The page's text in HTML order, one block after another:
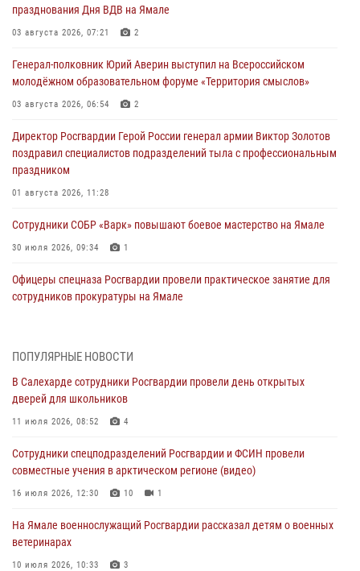
празднования Дня ВДВ на Ямале
03 августа 2026, 07:21 2
Генерал-полковник Юрий Аверин выступил на Всероссийском
молодёжном образовательном форуме «Территория смыслов»
03 августа 2026, 06:54 2
Директор Росгвардии Герой России генерал армии Виктор Золотов
поздравил специалистов подразделений тыла с профессиональным
праздником
01 августа 2026, 11:28
Сотрудники СОБР «Варк» повышают боевое мастерство на Ямале
30 июля 2026, 09:34 1
Офицеры спецназа Росгвардии провели практическое занятие для
сотрудников прокуратуры на Ямале
В Уральском округе Росгвардии состоялось заседание
29 июля 2026, 10:39
Сотрудники СОБР «Варк» приняли участие в чемпионате Уральского
28 июля 2026, 05:28 1
На Полярном круге Росгвардия обеспечила безопасность турнира
Акция «Каникулы с Росгвардией» продолжается на Ямале
ПОПУЛЯРНЫЕ НОВОСТИ
В Салехарде сотрудники Росгвардии провели день открытых
дверей для школьников
11 июля 2026, 08:52 4
Сотрудники спецподразделений Росгвардии и ФСИН провели
совместные учения в арктическом регионе (видео)
16 июля 2026, 12:30 10 1
На Ямале военнослужащий Росгвардии рассказал детям о военных
ветеринарах
10 июля 2026, 10:33 3